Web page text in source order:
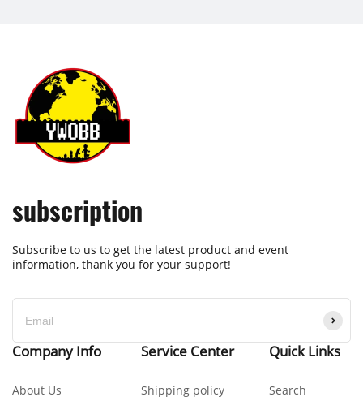
subscription
Subscribe to us to get the latest product and event
information, thank you for your support!
Company Info
About Us
Service Center
Shipping policy
Quick Links
Search